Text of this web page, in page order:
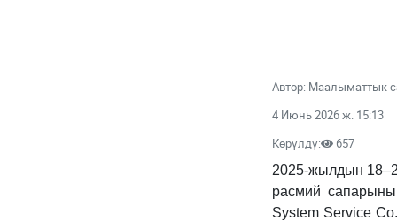
Автор: Маалыматтык
4 Июнь 2026 ж. 15:13
Көрүлдү:
657
2025-жылдын
расмий
System Service